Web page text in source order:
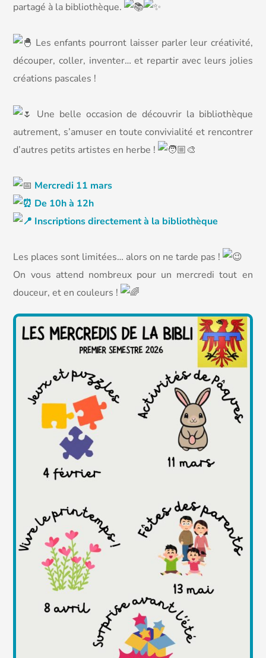
partagé à la bibliothèque.
Les enfants pourront laisser parler leur créativité,
découper, coller, inventer… et repartir avec leurs jolies
créations pascales !
Une belle occasion de découvrir la bibliothèque
autrement, s’amuser en toute convivialité et rencontrer
d’autres petits artistes en herbe !
Mercredi 11 mars
De 10h à 12h
Inscriptions directement à la bibliothèque
Les places sont limitées… alors on ne tarde pas !
On vous attend nombreux pour un mercredi tout en
douceur, et en couleurs !